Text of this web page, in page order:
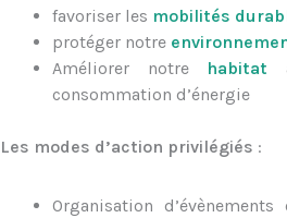
favoriser les mobilités
protéger notre
Améliorer notre
habitat
consommation d’énergie
Les modes d’action privilégiés :
Organisation